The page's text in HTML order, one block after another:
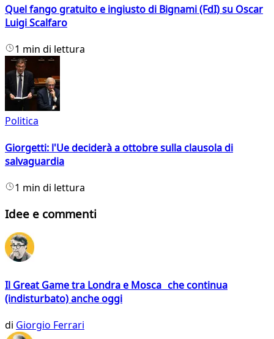
Quel fango gratuito e ingiusto di Bignami (FdI) su Oscar
Luigi Scalfaro
1 min di lettura
Politica
Giorgetti: l'Ue deciderà a ottobre sulla clausola di
salvaguardia
1 min di lettura
Idee e commenti
Il Great Game tra Londra e Mosca che continua
(indisturbato) anche oggi
di Giorgio Ferrari